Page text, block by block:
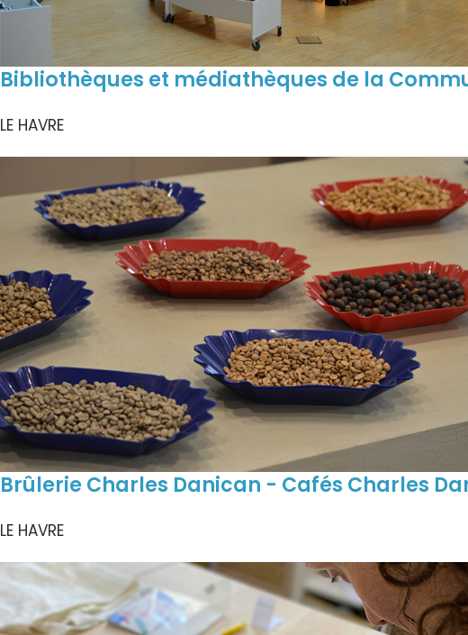
Bibliothèques et médiathèques de la
LE HAVRE
Brûlerie Charles Danican - Cafés Charles
LE HAVRE